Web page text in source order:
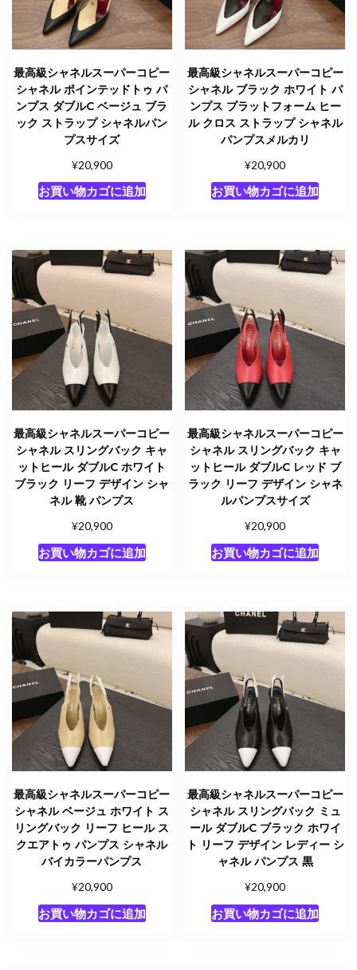
最高級シャネルスーパーコピー
シャネル ポインテッドトゥ パ
ンプス ダブルC ベージュ ブラ
ック ストラップ シャネルパン
プスサイズ
¥20,900
お買い物カゴに追加
最高級シャネルスーパーコピー
シャネル ブラック ホワイト パ
ンプス プラットフォーム ヒー
ル クロス ストラップ シャネル
パンプスメルカリ
¥20,900
お買い物カゴに追加
最高級シャネルスーパーコピー
シャネル スリングバック キャ
ットヒール ダブルC ホワイト
ブラック リーフ デザイン シャ
ネル 靴 パンプス
¥20,900
お買い物カゴに追加
最高級シャネルスーパーコピー
シャネル スリングバック キャ
ットヒール ダブルC レッド ブ
ラック リーフ デザイン シャネ
ルパンプスサイズ
¥20,900
お買い物カゴに追加
最高級シャネルスーパーコピー
シャネル ベージュ ホワイト ス
リングバック リーフ ヒール ス
クエアトゥ パンプス シャネル
バイカラーパンプス
¥20,900
お買い物カゴに追加
最高級シャネルスーパーコピー
シャネル スリングバック ミュ
ール ダブルC ブラック ホワイ
ト リーフ デザイン レディー シ
ャネル パンプス 黒
¥20,900
お買い物カゴに追加